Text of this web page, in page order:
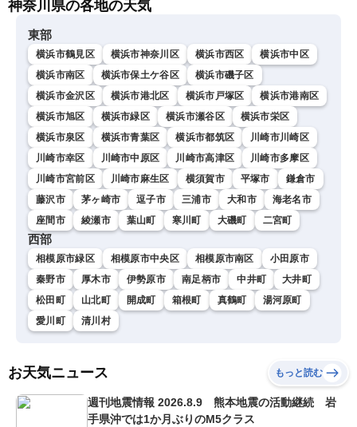
雨に警戒続く〈ウェザーニ
岡本結子リサ／山口剛央〉
神奈川県の各地の天気
東部
横浜市鶴見区 横浜市神奈川区 横浜市西区
横浜市中区
横浜市南区
横浜市保土ケ谷区
横浜市磯子区
横浜市金沢区
横浜市港北区 横浜市戸塚区
横浜市港南区
横浜市旭区
横浜市緑区 横浜市瀬谷区
横浜市栄区
横浜市泉区
横浜市青葉区 横浜市都筑区
川崎市川崎区
川崎市幸区
川崎市中原区 川崎市高津区
川崎市多摩区
川崎市宮前区
川崎市麻生区 横須賀市 平塚市
鎌倉市
藤沢市
茅ヶ崎市 逗子市 三浦市 大和市
海老名市
座間市
綾瀬市 葉山町 寒川町 大磯町 二宮町
西部
相模原市緑区 相模原市中央区 相模原市南区
小田原市
秦野市
厚木市 伊勢原市 南足柄市 中井町
大井町
松田町
山北町 開成町 箱根町 真鶴町
湯河原町
愛川町
清川村
お天気ニュース もっと読む
週刊地震情報 2026.8.9 熊本地震の活動継続 岩
手県沖では1か月ぶりのM5クラス